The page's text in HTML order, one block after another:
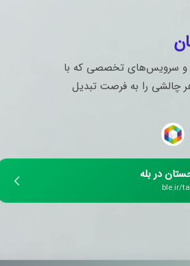
و سرویس‌های تخصصی که با
چالشی را به فرصت تبدیل
در بله
ble.ir/